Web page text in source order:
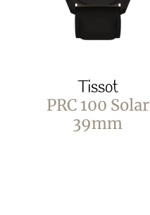
Tissot
PRC 100 Solar
39mm